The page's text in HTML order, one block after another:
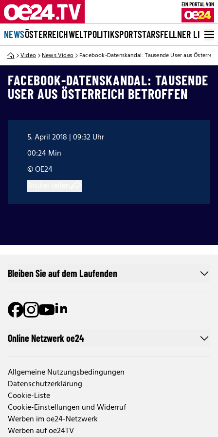
NEWSÖSTERREICHWELTPOLITIKSPORTSTARSFELLNER LIVE
Video News Video Facebook-Datenskandal: Tausende User aus
FACEBOOK-DATENSKANDAL: TAUSENDE
USER AUS ÖSTERREICH BETROFFEN
5. April 2018 | 09:32 Uhr
00:24 Min
© OE24
Online Netzwerk oe24
Allgemeine Nutzungsbedingungen
Datenschutzerklärung
Cookie-Liste
Cookie-Einstellungen und Widerruf
Werben im oe24-Netzwerk
Werben auf oe24TV
Bleiben Sie auf dem Laufenden